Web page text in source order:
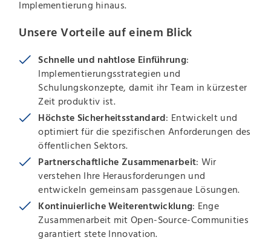
Implementierung hinaus.
Unsere Vorteile auf einem Blick
Schnelle und nahtlose Einführung:
Implementierungsstrategien und
Schulungskonzepte, damit ihr Team in kürzester
Zeit produktiv ist.
Höchste Sicherheitsstandard : Entwickelt und
optimiert für die spezifischen Anforderungen des
öffentlichen Sektors.
Partnerschaftliche Zusammenarbeit: Wir
verstehen Ihre Herausforderungen und
entwickeln gemeinsam passgenaue Lösungen.
Kontinuierliche Weiterentwicklung: Enge
Zusammenarbeit mit Open-Source-Communities
garantiert stete Innovation.